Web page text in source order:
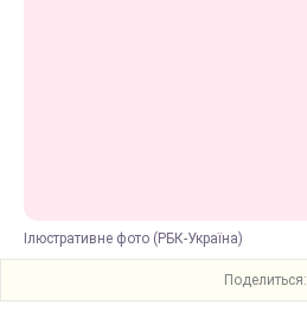
Ілюстративне фото (РБК-Україна)
Поделиться: